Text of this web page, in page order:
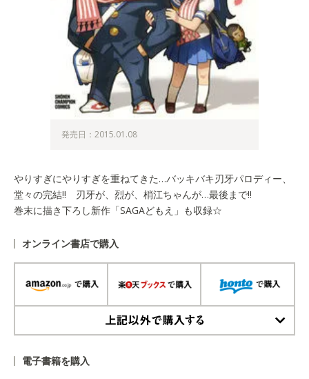
発売日：2015.01.08
やりすぎにやりすぎを重ねてきた…バッキバキ刃牙パロディー、
堂々の完結!! 刃牙が、烈が、梢江ちゃんが…最後まで!!
巻末に描き下ろし新作「SAGAどもえ」も収録☆
オンライン書店で購入
電子書籍を購入